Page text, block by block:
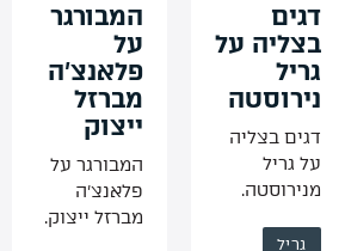
דגים
בצליה על
גריל
נירוסטה
דגים בצליה
על גריל
מנירוסטה.
גריל
המבורגר
על
פלאנצ’ה
מברזל
ייצוק
המבורגר על
פלאנצ’ה
מברזל ייצוק.